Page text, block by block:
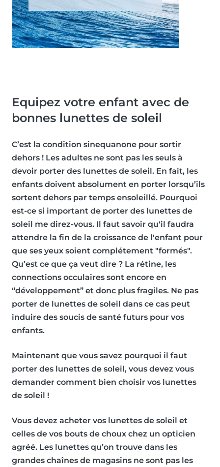
Equipez votre enfant avec de
bonnes lunettes de soleil
C’est la condition sinequanone pour sortir
dehors ! Les adultes ne sont pas les seuls à
devoir porter des lunettes de soleil. En fait, les
enfants doivent absolument en porter lorsqu’ils
sortent dehors par temps ensoleillé. Pourquoi
est-ce si important de porter des lunettes de
soleil me direz-vous. Il faut savoir qu'il faudra
attendre la fin de la croissance de l'enfant pour
que ses yeux soient complétement "formés".
Qu’est ce que ça veut dire ? La rétine, les
connections occulaires sont encore en
“développement” et donc plus fragiles. Ne pas
porter de lunettes de soleil dans ce cas peut
induire des soucis de santé futurs pour vos
enfants.
Maintenant que vous savez pourquoi il faut
porter des lunettes de soleil, vous devez vous
demander comment bien choisir vos lunettes
de soleil !
Vous devez acheter vos lunettes de soleil et
celles de vos bouts de choux chez un opticien
agréé. Les lunettes qu’on trouve dans les
grandes chaînes de magasins ne sont pas les